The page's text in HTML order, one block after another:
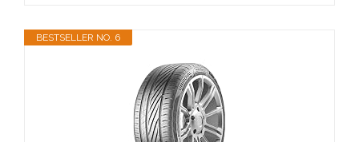
BESTSELLER NO. 6